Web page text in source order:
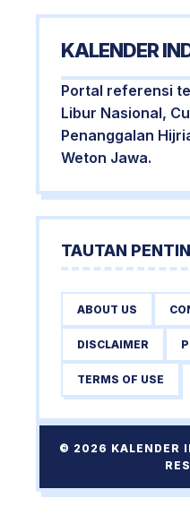
KALENDER
Portal referensi
Libur Nasional,
Penanggalan
Weton Jawa.
TAUTAN
ABOUT US
DISCLAIMER
TERMS OF USE
© 2026 KALENDER